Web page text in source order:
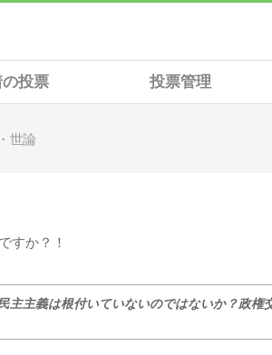
投票 投票管理
世論
すか？！